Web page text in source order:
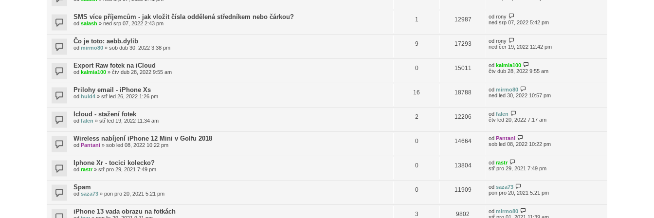
SMS více příjemcům - jak vložit čísla oddělená středníkem nebo čárkou?
od salash » ned srp 07, 2022 2:43 pm
1 12987 od rony
ned srp 07, 2022 5:42 pm
Čo je toto: aebb.dylib
od mirmo80 » sob dub 30, 2022 3:38 pm
9 17293 od rony
ned čer 19, 2022 12:42 pm
Export Raw fotek na iCloud
od kalmia100 » čtv dub 28, 2022 9:55 am
0 15011 od kalmia100
čtv dub 28, 2022 9:55 am
Prilohy email - iPhone Xs
od huld4 » stř led 26, 2022 1:26 pm
16 18788 od mirmo80
ned led 30, 2022 10:57 pm
Icloud - stažení fotek
od falen » stř led 19, 2022 11:34 am
2 12206 od falen
čtv led 20, 2022 7:17 am
Wireless nabíjení iPhone 12 Mini v Golfu 2018
od Pantani » sob led 08, 2022 10:22 pm
0 14664 od Pantani
sob led 08, 2022 10:22 pm
Iphone Xr - tocici kolecko?
od rastr» stř pro 29, 2021 7:49 pm
0 13804 od rastr
stř pro 29, 2021 7:49 pm
Spam
od saza73 » pon pro 20, 2021 5:21 pm
0 11909 od saza73
pon pro 20, 2021 5:21 pm
iPhone 13 vada obrazu na fotkách 3 9802 od mirmo80